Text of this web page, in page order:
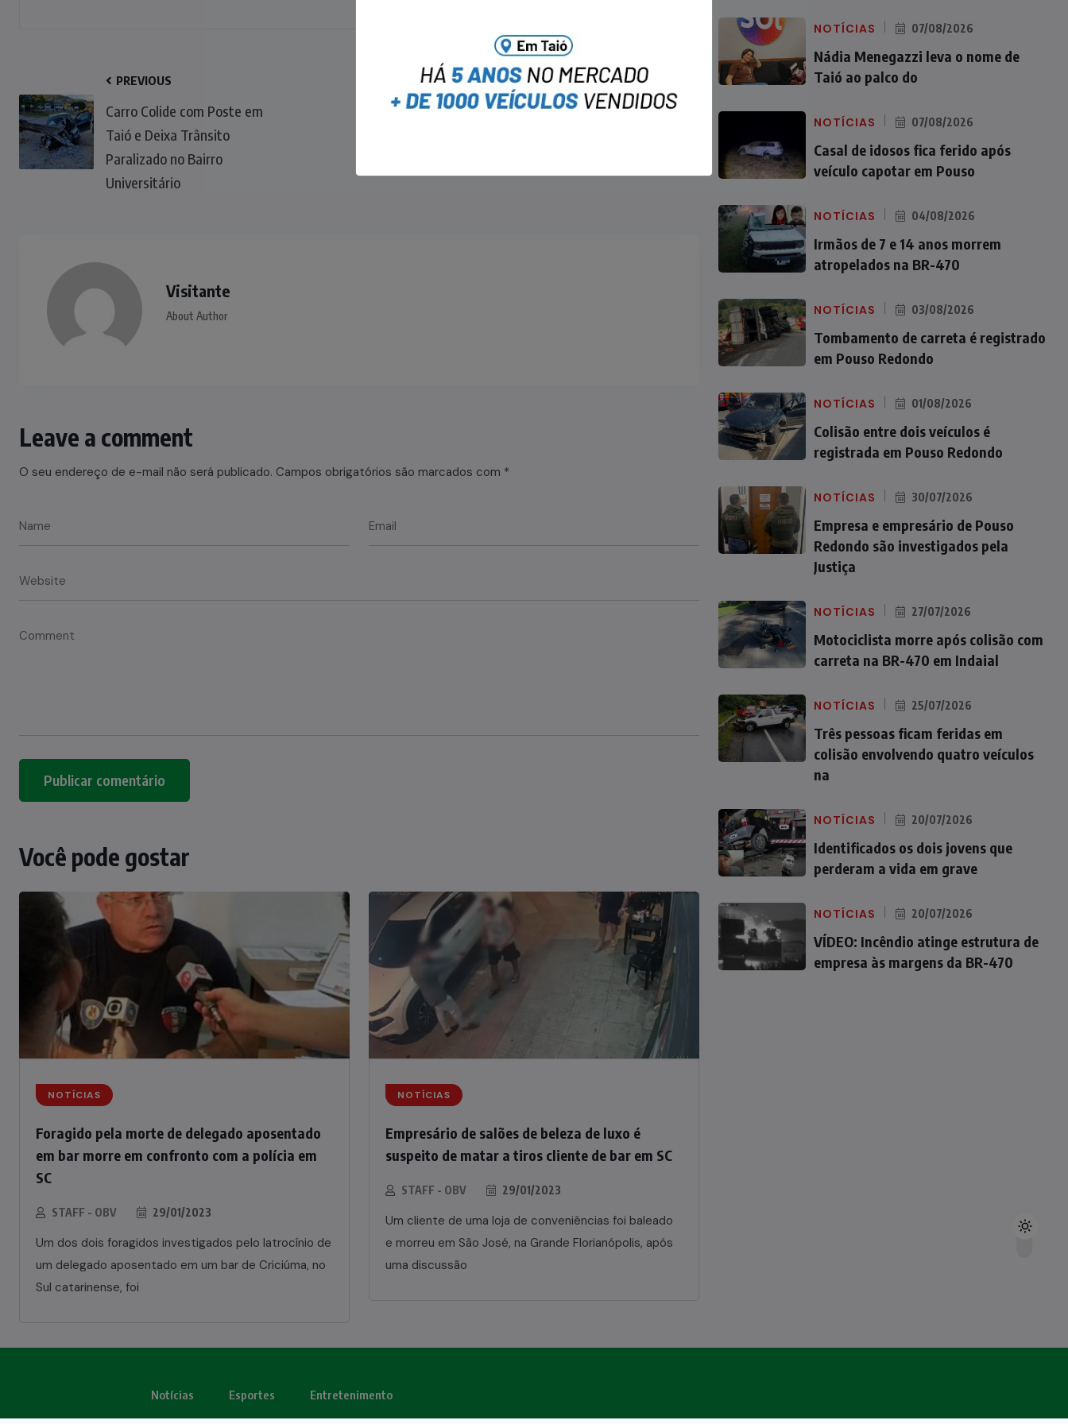
PREVIOUS
Carro Colide com Poste em
Taió e Deixa Trânsito
Paralizado no Bairro
Universitário
NEXT
Colisão na BR-470 em Rio do
Visitante
About Author
Leave a comment
O seu endereço de e-mail não será publicado. Campos obrigatórios são marcados com *
Você pode gostar
NOTÍCIAS
Foragido pela morte de delegado aposentado
em bar morre em confronto com a polícia em
SC
STAFF - OBV 29/01/2023
Um dos dois foragidos investigados pelo latrocínio de
um delegado aposentado em um bar de Criciúma, no
Sul catarinense, foi
NOTÍCIAS
Empresário de salões de beleza de luxo é
suspeito de matar a tiros cliente de bar em SC
STAFF - OBV 29/01/2023
Um cliente de uma loja de conveniências foi baleado
e morreu em São José, na Grande Florianópolis, após
uma discussão
NOTÍCIAS 07/08/2026
Nádia Menegazzi leva o nome de
Taió ao palco do
NOTÍCIAS 07/08/2026
Casal de idosos fica ferido após
veículo capotar em Pouso
NOTÍCIAS 04/08/2026
Irmãos de 7 e 14 anos morrem
atropelados na BR-470
NOTÍCIAS 03/08/2026
Tombamento de carreta é registrado
em Pouso Redondo
NOTÍCIAS 01/08/2026
Colisão entre dois veículos é
registrada em Pouso Redondo
NOTÍCIAS 30/07/2026
Empresa e empresário de Pouso
Redondo são investigados pela
Justiça
NOTÍCIAS 27/07/2026
Motociclista morre após colisão com
carreta na BR-470 em Indaial
NOTÍCIAS 25/07/2026
Três pessoas ficam feridas em
colisão envolvendo quatro veículos
na
NOTÍCIAS 20/07/2026
Identificados os dois jovens que
perderam a vida em grave
NOTÍCIAS 20/07/2026
VÍDEO: Incêndio atinge estrutura de
empresa às margens da BR-470
Notícias Esportes Entretenimento